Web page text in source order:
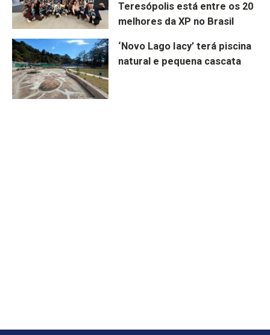
Teresópolis está entre os 20
melhores da XP no Brasil
‘Novo Lago Iacy’ terá piscina
natural e pequena cascata